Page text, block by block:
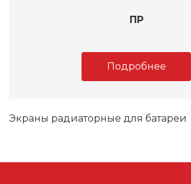
ПР
Подробнее
Экраны радиаторные для батареи